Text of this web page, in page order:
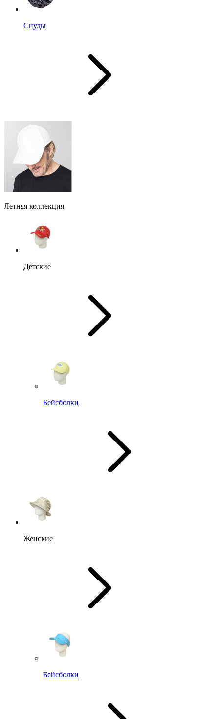
Снуды
Летняя коллекция
Детские
Бейсболки
Женские
Бейсболки